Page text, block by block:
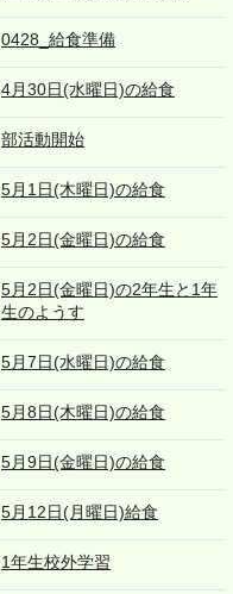
0428_給食準備
4月30日(水曜日)の給食
部活動開始
5月1日(木曜日)の給食
5月2日(金曜日)の給食
5月2日(金曜日)の2年生と1年
生のようす
5月7日(水曜日)の給食
5月8日(木曜日)の給食
5月9日(金曜日)の給食
5月12日(月曜日)給食
1年生校外学習